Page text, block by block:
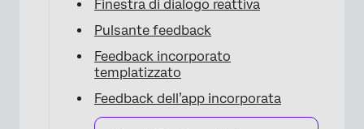
Finestra di dialogo reattiva
Pulsante feedback
Feedback incorporato
templatizzato
Feedback dell’app incorporata